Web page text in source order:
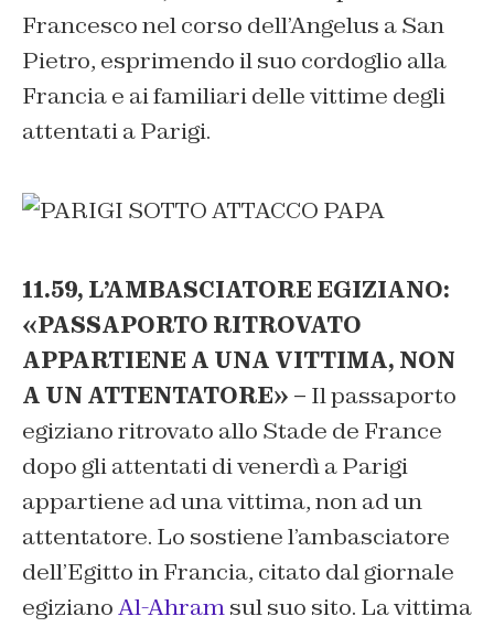
Francesco nel corso dell’Angelus a San
Pietro, esprimendo il suo cordoglio alla
Francia e ai familiari delle vittime degli
attentati a Parigi.
11.59, L’AMBASCIATORE EGIZIANO:
«PASSAPORTO RITROVATO
APPARTIENE A UNA VITTIMA, NON
A UN ATTENTATORE» – Il passaporto
egiziano ritrovato allo Stade de France
dopo gli attentati di venerdì a Parigi
appartiene ad una vittima, non ad un
attentatore. Lo sostiene l’ambasciatore
dell’Egitto in Francia, citato dal giornale
egizianoAl-Ahramsul suo sito. La vittima